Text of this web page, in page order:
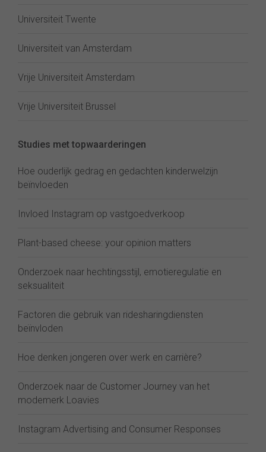
Universiteit Twente
Universiteit van Amsterdam
Vrije Universiteit Amsterdam
Vrije Universiteit Brussel
Studies met topwaarderingen
Hoe ouderlijk gedrag en gedachten kinderwelzijn
beïnvloeden
Invloed Instagram op vastgoedverkoop
Plant-based cheese: your opinion matters
Onderzoek naar hechtingsstijl, emotieregulatie en
seksualiteit
Factoren die gebruik van ridesharingdiensten
beïnvloden
Hoe denken jongeren over werk en carrière?
Onderzoek naar de Customer Journey van het
modemerk Loavies
Instagram Advertising and Consumer Responses